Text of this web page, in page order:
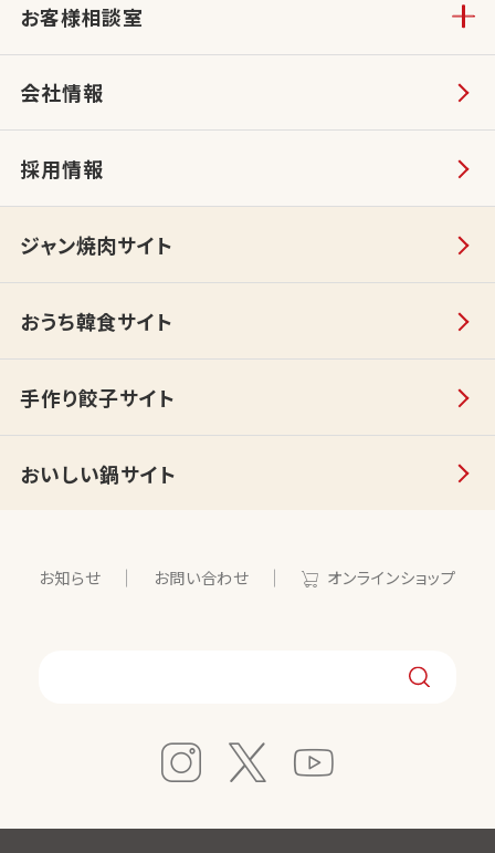
お客様相談室
会社情報
採用情報
ジャン焼肉サイト
おうち韓食サイト
手作り餃子サイト
おいしい鍋サイト
お知らせ お問い合わせ オンラインショップ